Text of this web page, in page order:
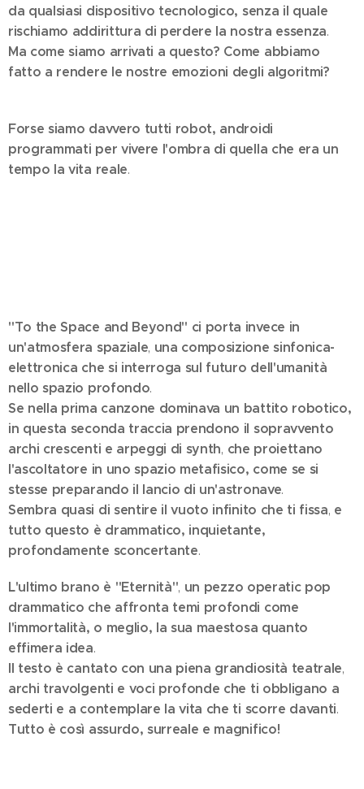
da qualsiasi dispositivo tecnologico, senza il quale
rischiamo addirittura di perdere la nostra essenza.
Ma come siamo arrivati a questo? Come abbiamo
fatto a rendere le nostre emozioni degli algoritmi?
Forse siamo davvero tutti robot, androidi
programmati per vivere l'ombra di quella che era un
tempo la vita reale.
"To the Space and Beyond" ci porta invece in
un'atmosfera spaziale, una composizione sinfonica-
elettronica che si interroga sul futuro dell'umanità
nello spazio profondo.
Se nella prima canzone dominava un battito robotico,
in questa seconda traccia prendono il sopravvento
archi crescenti e arpeggi di synth, che proiettano
l'ascoltatore in uno spazio metafisico, come se si
stesse preparando il lancio di un'astronave.
Sembra quasi di sentire il vuoto infinito che ti fissa, e
tutto questo è drammatico, inquietante,
profondamente sconcertante.
L'ultimo brano è "Eternità", un pezzo operatic pop
drammatico che affronta temi profondi come
l'immortalità, o meglio, la sua maestosa quanto
effimera idea.
Il testo è cantato con una piena grandiosità teatrale,
archi travolgenti e voci profonde che ti obbligano a
sederti e a contemplare la vita che ti scorre davanti.
Tutto è così assurdo, surreale e magnifico!